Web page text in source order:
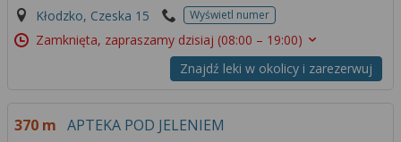
Kłodzko, Czeska 15 Wyświetl numer
Zamknięta, zapraszamy dzisiaj (08:00 – 19:00)
Znajdź leki w okolicy i zarezerwuj
370 m APTEKA POD JELENIEM